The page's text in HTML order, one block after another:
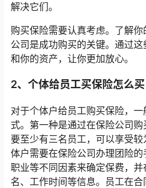
解决它们。
购买保险需要认真考虑。了解
公司是成功购买的关键。通过
和你的资产，让你更加放心。
2、个体给员工买保险怎么买
对于个体户给员工购买保险，
式。第一种是通过在保险公司
要至少有三名员工，可以享受
体户需要在保险公司办理团险
职业等不同因素来确定保费，
名、工作时间等信息。员工在